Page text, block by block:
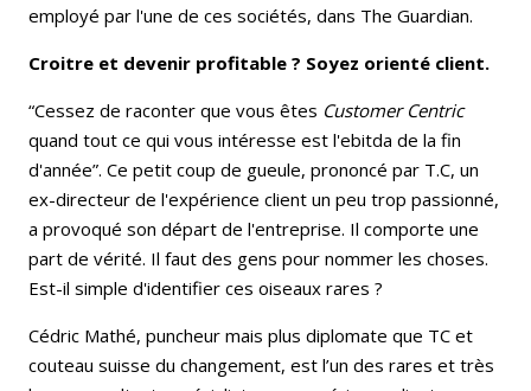
employé par l'une de ces sociétés, dans The Guardian.
Croitre et devenir profitable ? Soyez orienté client.
“Cessez de raconter que vous êtes Customer Centric
quand tout ce qui vous intéresse est l'ebitda de la fin
d'année”. Ce petit coup de gueule, prononcé par T.C, un
ex-directeur de l'expérience client un peu trop passionné,
a provoqué son départ de l'entreprise. Il comporte une
part de vérité. Il faut des gens pour nommer les choses.
Est-il simple d'identifier ces oiseaux rares ?
Cédric Mathé, puncheur mais plus diplomate que TC et
couteau suisse du changement, est l’un des rares et très